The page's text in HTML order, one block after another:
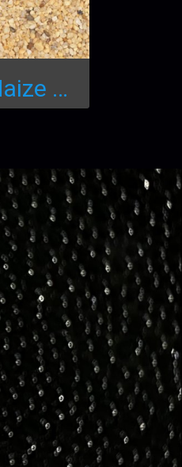
KUMU - Maize Gravel 250mL GR-05